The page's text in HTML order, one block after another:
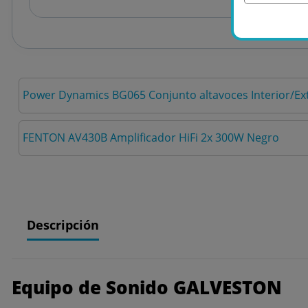
Power Dynamics BG065 Conjunto altavoces Interior/
FENTON AV430B Amplificador HiFi 2x 300W Negro
Descripción
Equipo de Sonido GALVESTON